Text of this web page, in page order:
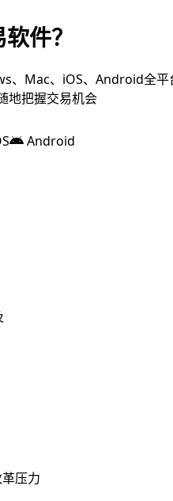
件？
、Mac、iOS、Android全平
地把握交易机会
Android
压力